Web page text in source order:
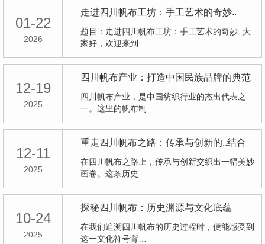
01-22
2026
走进四川帆布工坊：手工艺术的奇妙..
题目：走进四川帆布工坊：手工艺术的奇妙..大
家好，欢迎来到…
12-19
2025
四川帆布产业：打造中国民族品牌的典范
四川帆布产业，是中国纺织行业的杰出代表之
一。这里的帆布制…
12-11
2025
重走四川帆布之路：传承与创新的..结合
在四川帆布之路上，传承与创新交织出一幅美妙
画卷。这条历史…
10-24
2025
探秘四川帆布：历史渊源与文化底蕴
在我们追溯四川帆布的历史过程时，便能感受到
这一文化符号背…